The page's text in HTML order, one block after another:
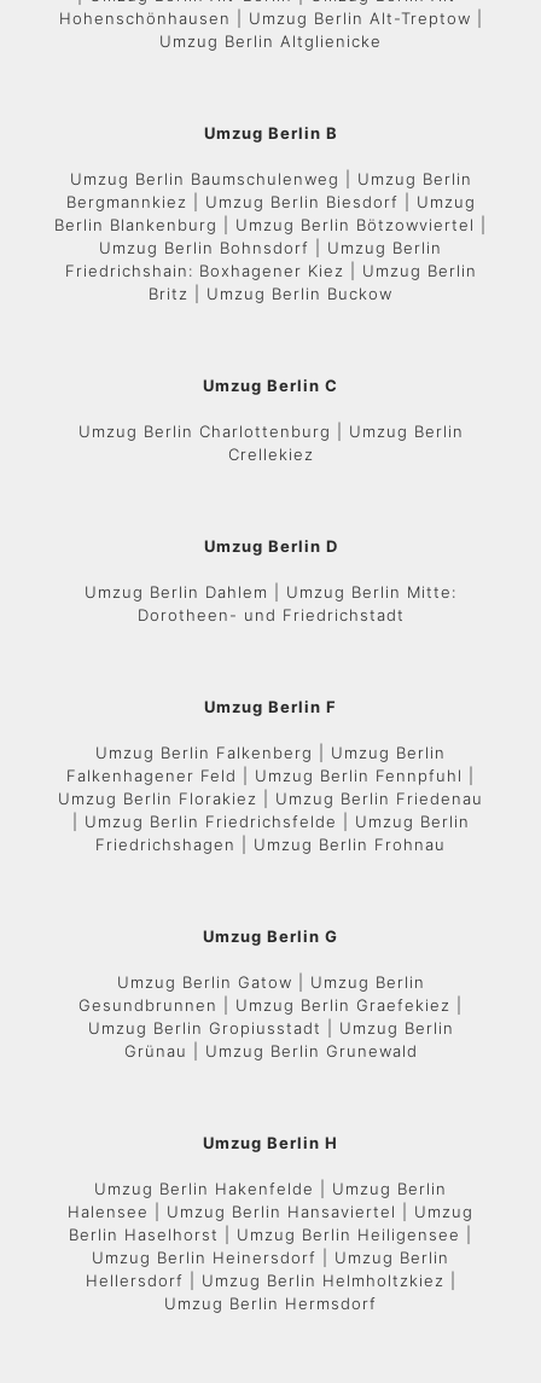
Hohenschönhausen | Umzug Berlin Alt-Treptow |
Umzug Berlin Altglienicke
Umzug Berlin B
Umzug Berlin Baumschulenweg | Umzug Berlin
Bergmannkiez | Umzug Berlin Biesdorf | Umzug
Berlin Blankenburg | Umzug Berlin Bötzowviertel |
Umzug Berlin Bohnsdorf | Umzug Berlin
Friedrichshain: Boxhagener Kiez | Umzug Berlin
Britz | Umzug Berlin Buckow
Umzug Berlin C
Umzug Berlin Charlottenburg | Umzug Berlin
Crellekiez
Umzug Berlin D
Umzug Berlin Dahlem | Umzug Berlin Mitte:
Dorotheen- und Friedrichstadt
Umzug Berlin F
Umzug Berlin Falkenberg | Umzug Berlin
Falkenhagener Feld | Umzug Berlin Fennpfuhl |
Umzug Berlin Florakiez | Umzug Berlin Friedenau
| Umzug Berlin Friedrichsfelde | Umzug Berlin
Friedrichshagen | Umzug Berlin Frohnau
Umzug Berlin G
Umzug Berlin Gatow | Umzug Berlin
Gesundbrunnen | Umzug Berlin Graefekiez |
Umzug Berlin Gropiusstadt | Umzug Berlin
Grünau | Umzug Berlin Grunewald
Umzug Berlin H
Umzug Berlin Hakenfelde | Umzug Berlin
Halensee | Umzug Berlin Hansaviertel | Umzug
Berlin Haselhorst | Umzug Berlin Heiligensee |
Umzug Berlin Heinersdorf | Umzug Berlin
Hellersdorf | Umzug Berlin Helmholtzkiez |
Umzug Berlin Hermsdorf